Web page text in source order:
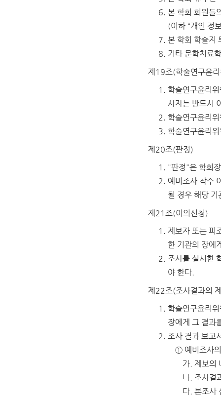
본 학회 회원들
(이하 “개인 정
본 학회 학술지
기타 문학치료
제19조(학술연구윤
학술연구윤리
사자는 반드시
학술연구윤리
학술연구윤리
제20조(판정)
"판정"은 학회
예비조사 착수
될 경우 해당 기
제21조(이의신청)
제보자 또는 피
한 기관의 장에
조사를 실시한
야 한다.
제22조(조사결과의
학술연구윤리
장에게 그 결과
조사 결과 보고
① 예비조사
가. 제보의
나. 조사결
다. 본조사